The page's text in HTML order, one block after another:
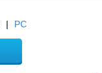
| PC